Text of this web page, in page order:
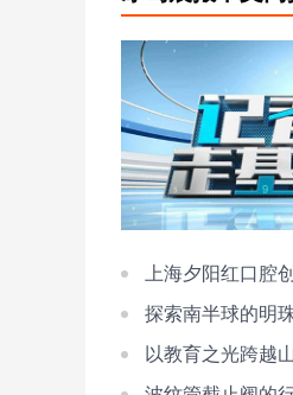
探索南半球的
以教育之光跨越